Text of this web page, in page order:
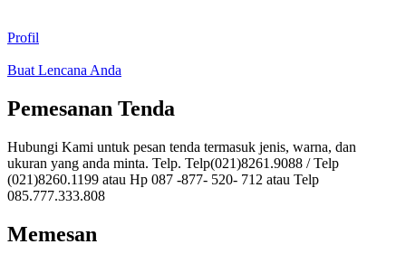
Profil
Buat Lencana Anda
Pemesanan Tenda
Hubungi Kami untuk pesan tenda termasuk jenis, warna, dan
ukuran yang anda minta. Telp. Telp(021)8261.9088 / Telp
(021)8260.1199 atau Hp 087 -877- 520- 712 atau Telp
085.777.333.808
Memesan